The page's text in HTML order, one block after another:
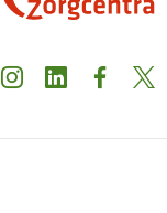
InstagramLinkedInFacebook
X